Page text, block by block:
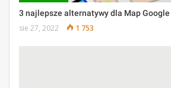
3 najlepsze alternatywy dla Map Google
sie 27, 2022 1 753